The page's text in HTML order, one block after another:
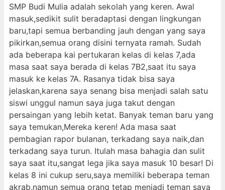
SMP Budi Mulia adalah sekolah yang keren. Awal
masuk,sedikit sulit beradaptasi dengan lingkungan
baru,tapi semua berbanding jauh dengan yang saya
pikirkan,semua orang disini ternyata ramah. Sudah
ada beberapa kai pertukaran kelas di kelas 7,ada
masa saat saya berada di kelas 7B2,saat itu saya
masuk ke kelas 7A. Rasanya tidak bisa saya
jelaskan,karena saya senang bisa menjadi salah satu
siswi unggul namun saya juga takut dengan
persaingan yang lebih ketat. Banyak teman baru yang
saya temukan,Mereka keren! Ada masa saat
pembagian rapor bulanan, terkadang saya naik,dan
terkadang saya turun. Itulah masa bahagia dan sulit
saya saat itu,sangat lega jika saya masuk 10 besar! Di
kelas 8 ini cukup seru,saya memiliki beberapa teman
akrab,namun semua orang tetap menjadi teman saya